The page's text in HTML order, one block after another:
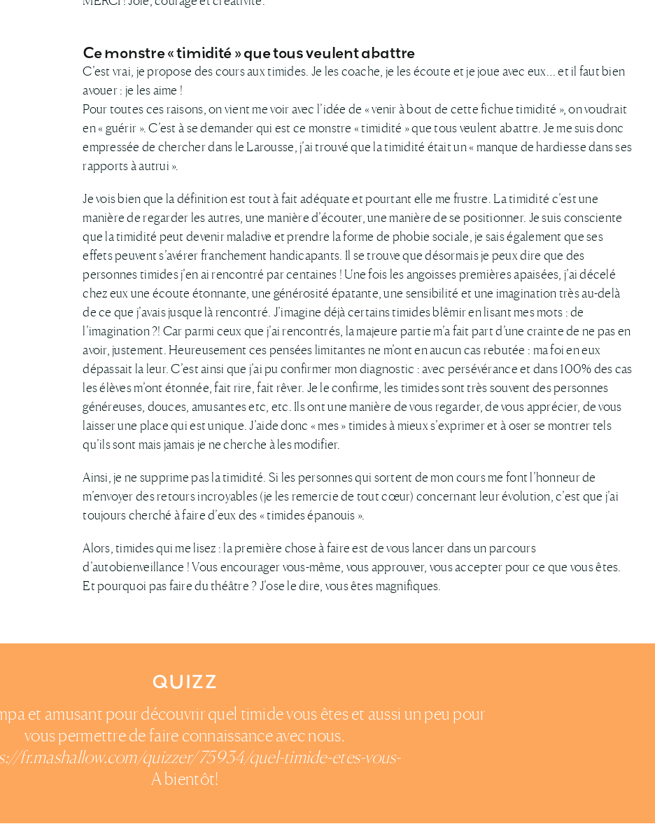
Ce monstre « timidité » que tous veulent abattre
C’est vrai, je propose des cours aux timides. Je les coache, je les écoute et je joue avec eux… et il faut bien
avouer : je les aime !
Pour toutes ces raisons, on vient me voir avec l’idée de « venir à bout de cette fichue timidité », on voudrait
en « guérir ». C’est à se demander qui est ce monstre « timidité » que tous veulent abattre. Je me suis donc
empressée de chercher dans le Larousse, j’ai trouvé que la timidité était un « manque de hardiesse dans ses
rapports à autrui ».
Je vois bien que la définition est tout à fait adéquate et pourtant elle me frustre. La timidité c’est une
manière de regarder les autres, une manière d’écouter, une manière de se positionner. Je suis consciente
que la timidité peut devenir maladive et prendre la forme de phobie sociale, je sais également que ses
effets peuvent s’avérer franchement handicapants. Il se trouve que désormais je peux dire que des
personnes timides j’en ai rencontré par centaines ! Une fois les angoisses premières apaisées, j’ai décelé
chez eux une écoute étonnante, une générosité épatante, une sensibilité et une imagination très au-delà
de ce que j’avais jusque là rencontré. J’imagine déjà certains timides blêmir en lisant mes mots : de
l’imagination ?! Car parmi ceux que j’ai rencontrés, la majeure partie m’a fait part d’une crainte de ne pas en
avoir, justement. Heureusement ces pensées limitantes ne m’ont en aucun cas rebutée : ma foi en eux
dépassait la leur. C’est ainsi que j’ai pu confirmer mon diagnostic : avec persévérance et dans 100% des cas
les élèves m’ont étonnée, fait rire, fait rêver. Je le confirme, les timides sont très souvent des personnes
généreuses, douces, amusantes etc, etc. Ils ont une manière de vous regarder, de vous apprécier, de vous
laisser une place qui est unique. J’aide donc « mes » timides à mieux s’exprimer et à oser se montrer tels
qu’ils sont mais jamais je ne cherche à les modifier.
Ainsi, je ne supprime pas la timidité. Si les personnes qui sortent de mon cours me font l’honneur de
m’envoyer des retours incroyables (je les remercie de tout cœur) concernant leur évolution, c’est que j’ai
toujours cherché à faire d’eux des « timides épanouis ».
Alors, timides qui me lisez : la première chose à faire est de vous lancer dans un parcours
d’autobienveillance ! Vous encourager vous-même, vous approuver, vous accepter pour ce que vous êtes.
Et pourquoi pas faire du théâtre ? J’ose le dire, vous êtes magnifiques.
QUIZZ
et amusant pour découvrir quel timide vous êtes et aussi un peu pour
vous permettre de faire connaissance avec nous.
fr.mashallow.com/quizzer/75934/quel-timide-etes-vous-
A bientôt!